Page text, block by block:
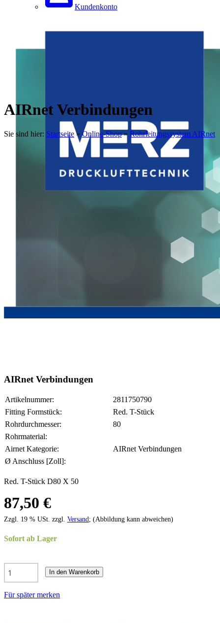
Kundenkonto
AIRnet Verbindungen
Sie sind hier: Startseite» Online-Shop» Rohrleitungssystem AIRnet
AIRnet Verbindungen
Artikelnummer:
2811750790
Fitting Formstück:
Red. T-Stück
Rohrdurchmesser:
80
Rohrmaterial:
Airnet Kategorie:
AIRnet Verbindungen
Ø Anschluss [Zoll]:
Red. T-Stück D80 X 50
87,50 €
Zzgl. 19 % USt. zzgl. Versand; (Abbildung kann abweichen)
Sofort ab Lager
In den Warenkorb
Für später merken